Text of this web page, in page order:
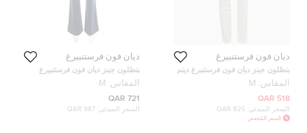
ديان فون فرستنبيرغ
بنطلون جينز ديان فون فرستنبرغ دينم
ضيق الطباعة الأحادية البيضاء مقاس
وسط 30"<|disc_score|>1
المقاس: M
518 QAR
السعر المبدئي: 825 QAR
السعر المُخفض
ديان فون فرستنبيرغ
بنطلون جينز ديان فون فرستنبيرغ
جوان دنيم ستريتش مرتفع واسع أزرق
داكن M
المقاس: M
721 QAR
السعر المبدئي: 987 QAR